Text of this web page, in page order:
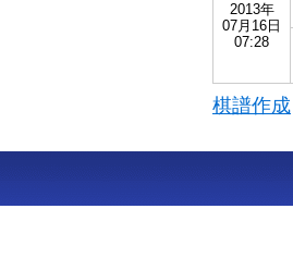
2013年
07月16日
07:28
棋譜作成